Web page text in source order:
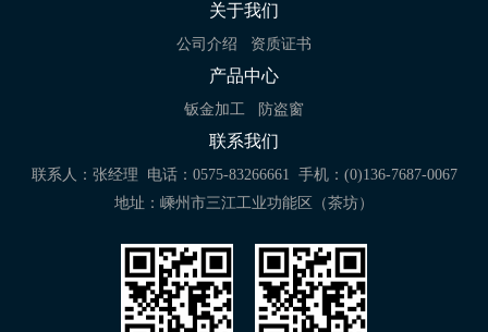
关于我们
公司介绍 资质证书
产品中心
钣金加工 防盗窗
联系我们
联系人：张经理 电话：0575-83266661 手机：(0)136-7687-0067
地址：嵊州市三江工业功能区（茶坊）